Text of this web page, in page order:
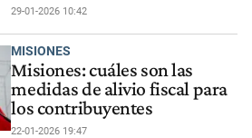
29-01-2026 10:42
MISIONES
Misiones: cuáles son las
medidas de alivio fiscal para
los contribuyentes
22-01-2026 19:47